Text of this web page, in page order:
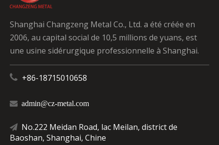
Shanghai Changzeng Metal Co., Ltd. a été créée en
2006, au capital social de 10,5 millions de yuans, est
une usine sidérurgique professionnelle à Shanghai.
 +86-18715010658
 admin@cz-metal.com
 No.222 Meidan Road, lac Meilan, district de
Baoshan, Shanghai, Chine